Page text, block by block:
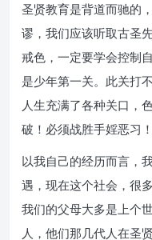
圣贤教育是背道而驰的
谬，我们应该听取古圣
戒色，一定要学会控制
是少年第一关。此关打
人生充满了各种关口，
破！必须战胜手婬恶习！
以我自己的经历而言，
遇，现在这个社会，很
我们的父母大多是上个
人，他们那几代人在圣